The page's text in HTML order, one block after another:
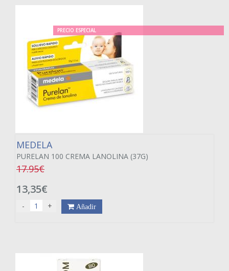
PRECIO ESPECIAL
MEDELA
PURELAN 100 CREMA LANOLINA (37G)
17.95€
13,35€
- + Añadir